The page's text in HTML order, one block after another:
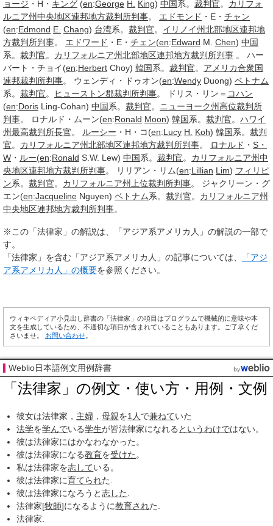
ョージ ・H・ キング (en:George H. King) 中国系。 裁判官。 カリフォ
ルニア州中央地区連邦地方裁判所判事。 エドモンド ・E・ チャン
(en:Edmond E. Chang) 台湾系。 裁判官。 イリノイ州北部地区連邦地
方裁判所判事。 エドワード ・E・ チェン(en:Edward M. Chen) 中国
系。 裁判官。 カリフォルニア州北部地区連邦地方裁判所判事 。 ハー
バート・チョイ(en:Herbert Choy) 韓国系。 裁判官。 アメリカ合衆国
連邦裁判所判事。 ウェンディ・ドゥオン(en:Wendy Duong) ベトナム
系。 裁判官。 ヒューストン郡裁判所判事。 ドリス・リン＝ コハン
(en:Doris Ling-Cohan) 中国系。 裁判官。 ニューヨーク州高位裁判所
判事。 ロナルド・ムーン(en:Ronald Moon) 韓国系。 裁判官。 ハワイ
州最高裁判所長官。 ルーシー ・H・コ(en:Lucy H. Koh) 韓国系。 裁判
官。 カリフォルニア州北部地区連邦地方裁判所判事。 ロナルド ・ S・
W ・ ルー(en:Ronald S.W. Lew) 中国系。 裁判官。 カリフォルニア州中
央地区連邦地方裁判所判事。 リリアン・リム(en:Lillian Lim) フィリピ
ン系。 裁判官。 カリフォルニア州 上位裁判所判事。 ジャクリーン・グ
エン(en:Jacqueline Nguyen) ベトナム系。 裁判官。 カリフォルニア州
中央地区連邦地方裁判所判事。
※この「法律家」の解説は、「アジア系アメリカ人」の解説の一部で
す。
「法律家」を含む「アジア系アメリカ人」の記事については、
「アジ
ア系アメリカ人」の概要を参照ください。
ウィキペディア小見出し辞書の「法律家」の項目はプログラムで機械的に意味や本
文を生成しているため、不適切な項目が含まれていることもあります。ご了承くだ
さいませ。 お問い合わせ
Weblio日本語例文用例辞書
「法律家」の例文・使い方・用例・文例
彼女は法律家， 主婦 ，母親を1人 で兼ねていた
法学を学んでいる学生が皆法律家になれる というわけではない。
彼は法律家にはかなわなかった。
彼は法律家になる教育を受けた 。
私は法律家を志している。
彼は法律家に育てられた.
彼は法律家になろうと志した
法律家[牧師]になるように教育された.
法律家.